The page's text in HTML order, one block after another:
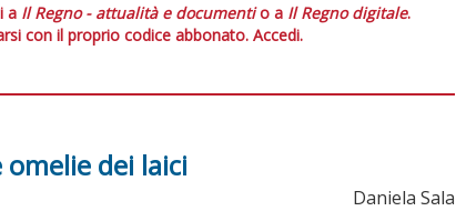
a Il Regno - attualità e documentio a Il Regno digitale.
con il proprio codice abbonato. Accedi.
omelie dei laici
Daniela Sala